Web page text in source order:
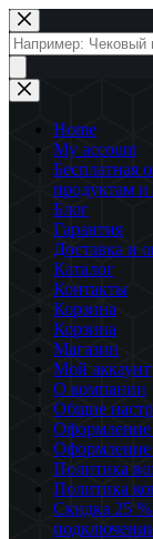
Перейти
к
сути
Поиск
товаров
Home
My account
Бесплатная
продуктам и
Блог
Гарантия
Доставка и
Каталог
Контакты
Корзина
Корзина
Магазин
Мой аккаунт
О компании
Общие
Оформление
Оформление
Политика
Политика
Скидка 25